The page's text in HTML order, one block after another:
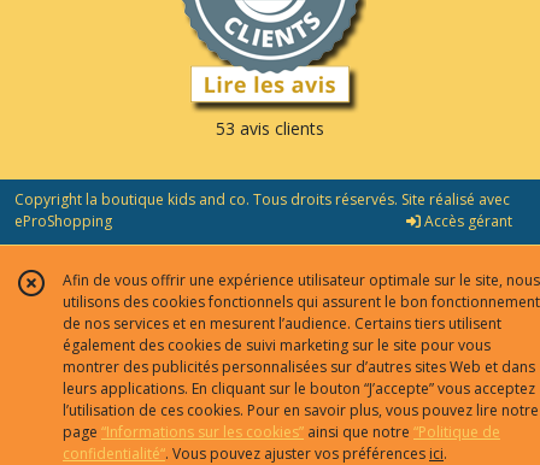
53 avis clients
Copyright la boutique kids and co. Tous droits réservés. Site réalisé avec
eProShopping
Accès gérant
Afin de vous offrir une expérience utilisateur optimale sur le site, nous
utilisons des cookies fonctionnels qui assurent le bon fonctionnement
de nos services et en mesurent l’audience. Certains tiers utilisent
également des cookies de suivi marketing sur le site pour vous
montrer des publicités personnalisées sur d’autres sites Web et dans
leurs applications. En cliquant sur le bouton “J’accepte” vous acceptez
l’utilisation de ces cookies. Pour en savoir plus, vous pouvez lire notre
page “Informations sur les cookies” ainsi que notre “Politique de
confidentialité“. Vous pouvez ajuster vos préférences ici.